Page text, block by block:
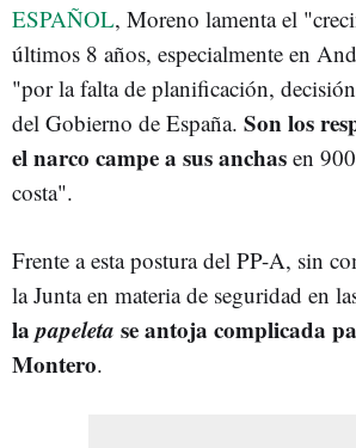
ESPAÑOL, Moreno lamenta el
últimos 8 años, especialmente en
"por la falta de planificación,
del Gobierno de España. Son los
el narco campe a sus anchas en
costa".
Frente a esta postura del PP-A, sin
la Junta en materia de seguridad en
lapapeleta se antoja complicada
Montero.